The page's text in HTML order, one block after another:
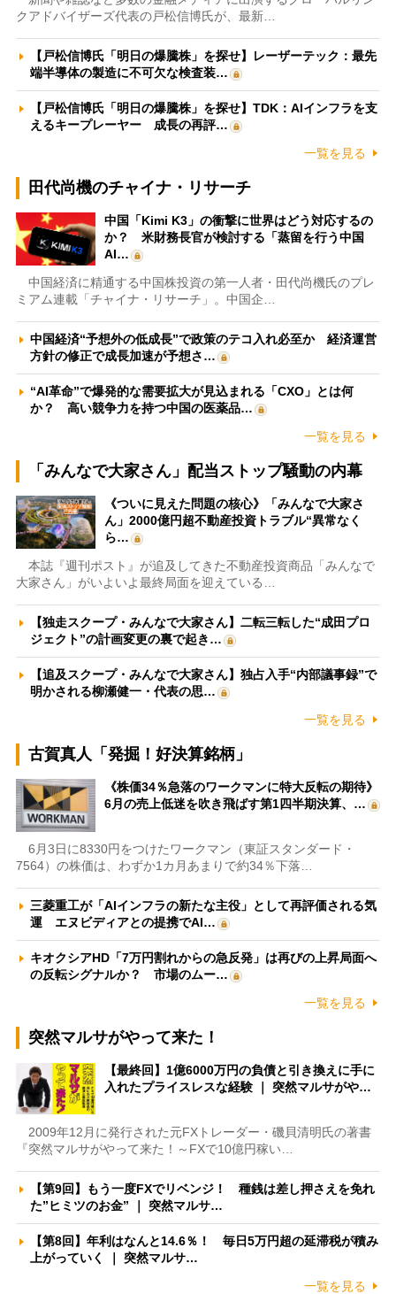
クアドバイザーズ代表の戸松信博氏が、最新…
【戸松信博氏「明日の爆騰株」を探せ】レーザーテック：最先
端半導体の製造に不可欠な検査装…
【戸松信博氏「明日の爆騰株」を探せ】TDK：AIインフラを支
えるキープレーヤー 成長の再評…
一覧を見る
田代尚機のチャイナ・リサーチ
中国「Kimi K3」の衝撃に世界はどう対応するの
か？ 米財務長官が検討する「蒸留を行う中国
AI…
中国経済に精通する中国株投資の第一人者・田代尚機氏のプレ
ミアム連載「チャイナ・リサーチ」。中国企…
中国経済“予想外の低成長”で政策のテコ入れ必至か 経済運営
方針の修正で成長加速が予想さ…
“AI革命”で爆発的な需要拡大が見込まれる「CXO」とは何
か？ 高い競争力を持つ中国の医薬品…
一覧を見る
「みんなで大家さん」配当ストップ騒動の内幕
《ついに見えた問題の核心》「みんなで大家さ
ん」2000億円超不動産投資トラブル“異常なく
ら…
本誌『週刊ポスト』が追及してきた不動産投資商品「みんなで
大家さん」がいよいよ最終局面を迎えている…
【独走スクープ・みんなで大家さん】二転三転した“成田プロ
ジェクト”の計画変更の裏で起き…
【追及スクープ・みんなで大家さん】独占入手“内部議事録”で
明かされる柳瀬健一・代表の思…
一覧を見る
古賀真人「発掘！好決算銘柄」
《株価34％急落のワークマンに特大反転の期待》
6月の売上低迷を吹き飛ばす第1四半期決算、…
6月3日に8330円をつけたワークマン（東証スタンダード・
7564）の株価は、わずか1カ月あまりで約34％下落…
三菱重工が「AIインフラの新たな主役」として再評価される気
運 エヌビディアとの提携でAI…
キオクシアHD「7万円割れからの急反発」は再びの上昇局面へ
の反転シグナルか？ 市場のムー…
一覧を見る
突然マルサがやって来た！
【最終回】1億6000万円の負債と引き換えに手に
入れたプライスレスな経験 ｜ 突然マルサがや…
2009年12月に発行された元FXトレーダー・磯貝清明氏の著書
『突然マルサがやって来た！～FXで10億円稼い…
【第9回】もう一度FXでリベンジ！ 種銭は差し押さえを免れ
た”ヒミツのお金” ｜ 突然マルサ…
【第8回】年利はなんと14.6％！ 毎日5万円超の延滞税が積み
上がっていく ｜ 突然マルサ…
一覧を見る